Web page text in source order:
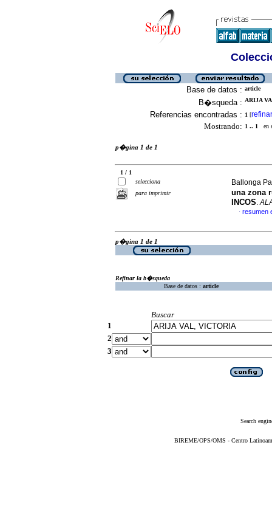
Base de datos : article
B�squeda : ARIJA
Referencias encontradas : 1 [refinar
Mostrando: 1 .. 1 en
p�gina 1 de 1
1 / 1
selecciona
para imprimir
Ballonga
una zona
INCOS.
· resumen
p�gina 1 de 1
Refinar la b�squeda
Base de datos : article
Buscar
1
2
3
Search
BIREME/OPS/OMS - Centro